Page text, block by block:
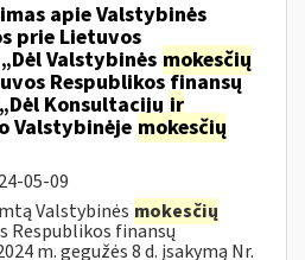
apie Valstybinės
prie Lietuvos
Valstybinės mokesčių
Respublikos finansų
Konsultacijų ir
Valstybinėje mokesčių
05-09
Valstybinės mokesčių
Respublikos finansų
m. gegužės 8 d. įsakymą Nr.